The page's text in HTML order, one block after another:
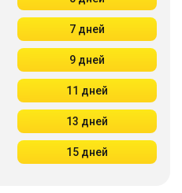
7 дней
9 дней
11 дней
13 дней
15 дней